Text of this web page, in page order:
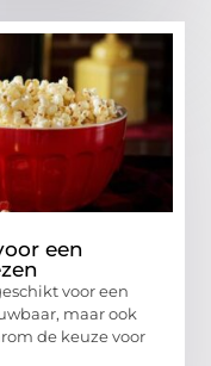
een
voor een
maar ook
de keuze voor